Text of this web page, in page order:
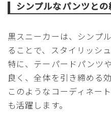
シンプルなパンツと
黒スニーカーは、シンプ
ることで、スタイリッシ
特に、テーパードパンツ
良く、全体を引き締める
このようなコーディネー
も活躍します。